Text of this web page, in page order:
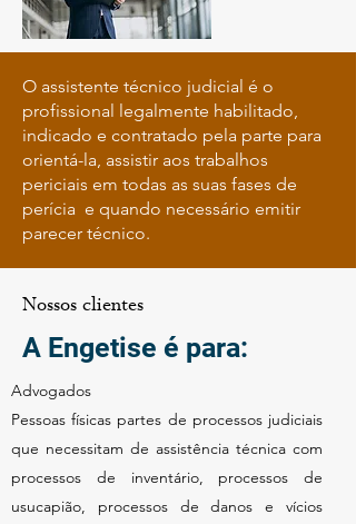
O assistente técnico judicial é o
profissional legalmente habilitado,
indicado e contratado pela parte para
orientá-la, assistir aos trabalhos
periciais em todas as suas fases de
perícia e quando necessário emitir
parecer técnico.
Nossos clientes
A Engetise é para:
Advogados
Pessoas físicas partes de processos judiciais
que necessitam de assistência técnica com
processos de inventário, processos de
usucapião, processos de danos e vícios